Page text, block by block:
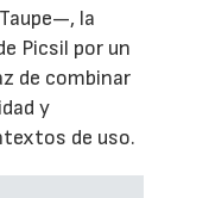
la
Picsil por un
de combinar
y
de uso.